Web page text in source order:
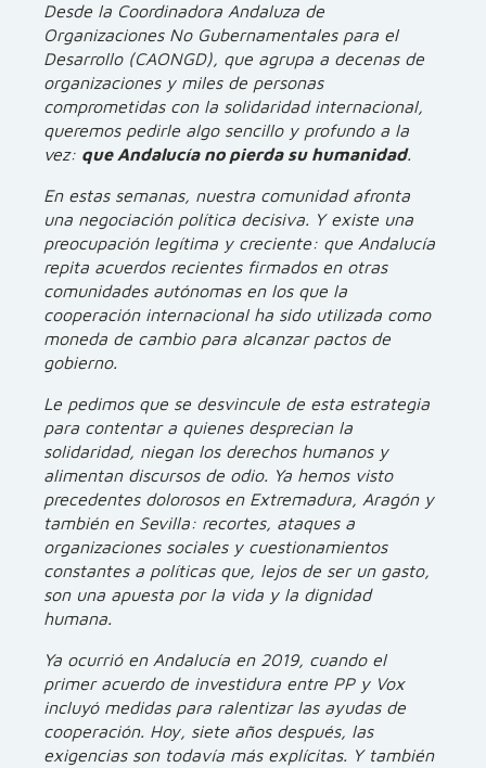
Desde la Coordinadora Andaluza de
Organizaciones No Gubernamentales para el
Desarrollo (CAONGD), que agrupa a decenas de
organizaciones y miles de personas
comprometidas con la solidaridad internacional,
queremos pedirle algo sencillo y profundo a la
vez: que Andalucía no pierda su humanidad.
En estas semanas, nuestra comunidad afronta
una negociación política decisiva. Y existe una
preocupación legítima y creciente: que Andalucía
repita acuerdos recientes firmados en otras
comunidades autónomas en los que la
cooperación internacional ha sido utilizada como
moneda de cambio para alcanzar pactos de
gobierno.
Le pedimos que se desvincule de esta estrategia
para contentar a quienes desprecian la
solidaridad, niegan los derechos humanos y
alimentan discursos de odio. Ya hemos visto
precedentes dolorosos en Extremadura, Aragón y
también en Sevilla: recortes, ataques a
organizaciones sociales y cuestionamientos
constantes a políticas que, lejos de ser un gasto,
son una apuesta por la vida y la dignidad
humana.
Ya ocurrió en Andalucía en 2019, cuando el
primer acuerdo de investidura entre PP y Vox
incluyó medidas para ralentizar las ayudas de
cooperación. Hoy, siete años después, las
exigencias son todavía más explícitas. Y también